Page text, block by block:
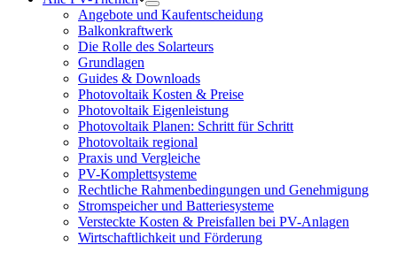
Angebote und Kaufentscheidung
Balkonkraftwerk
Die Rolle des Solarteurs
Grundlagen
Guides & Downloads
Photovoltaik Kosten & Preise
Photovoltaik Eigenleistung
Photovoltaik Planen: Schritt für Schritt
Photovoltaik regional
Praxis und Vergleiche
PV-Komplettsysteme
Rechtliche Rahmenbedingungen und Genehmigung
Stromspeicher und Batteriesysteme
Versteckte Kosten & Preisfallen bei PV-Anlagen
Wirtschaftlichkeit und Förderung